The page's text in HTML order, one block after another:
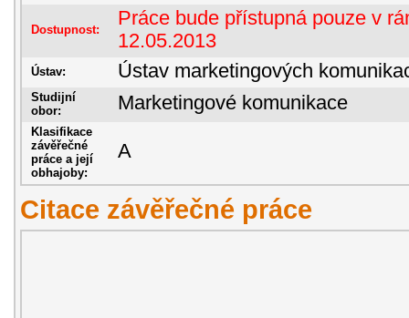
Dostupnost:
Práce bude přístupná pouze v
12.05.2013
Ústav: Ústav marketingových
Studijní
obor:
Marketingové komunikace
Klasifikace
závěřečné
práce a její
obhajoby:
A
Citace závěřečné práce